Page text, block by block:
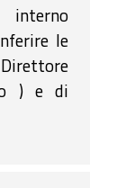
interno
le
) e di